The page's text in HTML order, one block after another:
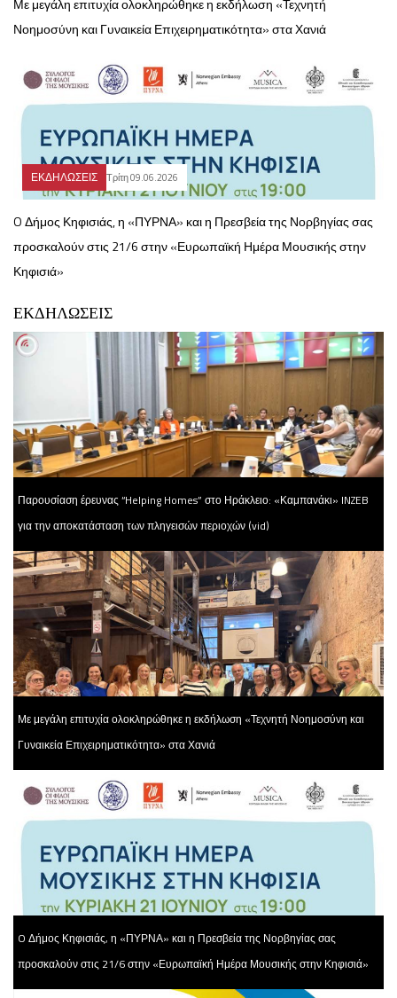
Με μεγάλη επιτυχία ολοκληρώθηκε η εκδήλωση «Τεχνητή
Νοημοσύνη και Γυναικεία Επιχειρηματικότητα» στα Χανιά
ΕΚΔΗΛΩΣΕΙΣ Τρίτη 09.06.2026
O Δήμος Κηφισιάς, η «ΠΥΡΝΑ» και η Πρεσβεία της Νορβηγίας σας
προσκαλούν στις 21/6 στην «Ευρωπαϊκή Ημέρα Μουσικής στην
Κηφισιά»
ΕΚΔΗΛΩΣΕΙΣ
Παρουσίαση έρευνας “Helping Homes” στο Ηράκλειο: «Καμπανάκι» INZEB
για την αποκατάσταση των πληγεισών περιοχών (vid)
Με μεγάλη επιτυχία ολοκληρώθηκε η εκδήλωση «Τεχνητή Νοημοσύνη και
Γυναικεία Επιχειρηματικότητα» στα Χανιά
O Δήμος Κηφισιάς, η «ΠΥΡΝΑ» και η Πρεσβεία της Νορβηγίας σας
προσκαλούν στις 21/6 στην «Ευρωπαϊκή Ημέρα Μουσικής στην Κηφισιά»